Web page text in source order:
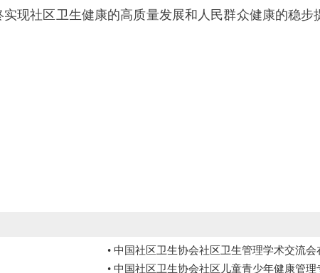
现社区卫生健康的高质量发展和人民群众健康的稳步
• 中国社区卫生协会社区卫生管理学术交流会
• 中国社区卫生协会社区儿童青少年健康管理